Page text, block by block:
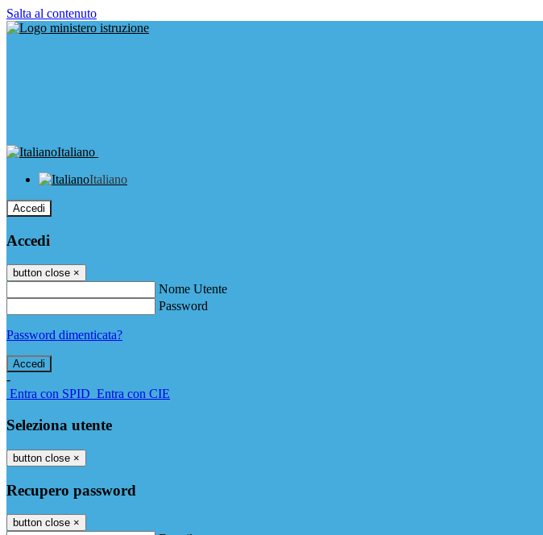
Salta al contenuto
Italiano
Italiano
Accedi
Accedi
button close ×
Nome Utente
Password
Password dimenticata?
-
Entra con SPID Entra con CIE
Seleziona utente
button close ×
Recupero password
button close ×